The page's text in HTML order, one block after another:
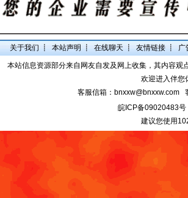
关于我们 ┋ 本站声明 ┋ 在线聊天 ┋ 友情链接 ┋ 广
本站信息资源部分来自网友自发及网上收集，其内容
欢迎进入伴您
客服信箱：bnxxw@bnxxw.com
皖ICP备09020483号
建议您使用